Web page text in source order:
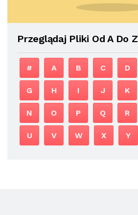
Przeglądaj Pliki Od A Do Z
# A B C D
G H I J K
N O P Q R
U V W X Y